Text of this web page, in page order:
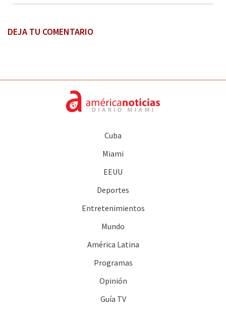
DEJA TU COMENTARIO
Cuba
Miami
EEUU
Deportes
Entretenimientos
Mundo
América Latina
Programas
Opinión
Guía TV